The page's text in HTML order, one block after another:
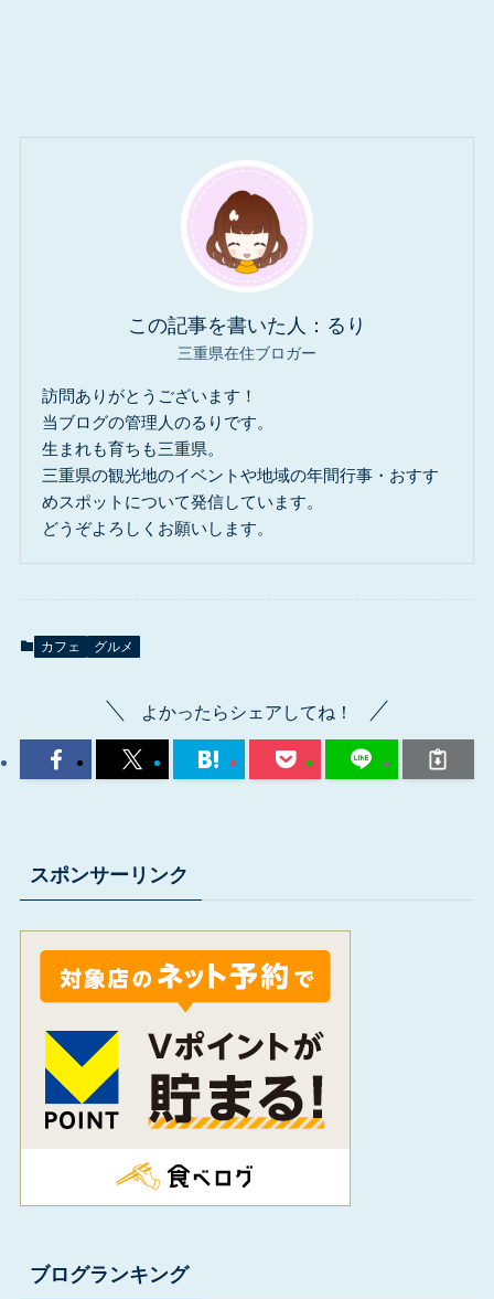
この記事を書いた人：るり
三重県在住ブロガー
訪問ありがとうございます！
当ブログの管理人のるりです。
生まれも育ちも三重県。
三重県の観光地のイベントや地域の年間行事・おすす
めスポットについて発信しています。
どうぞよろしくお願いします。
カフェ グルメ
よかったらシェアしてね！
スポンサーリンク
ブログランキング